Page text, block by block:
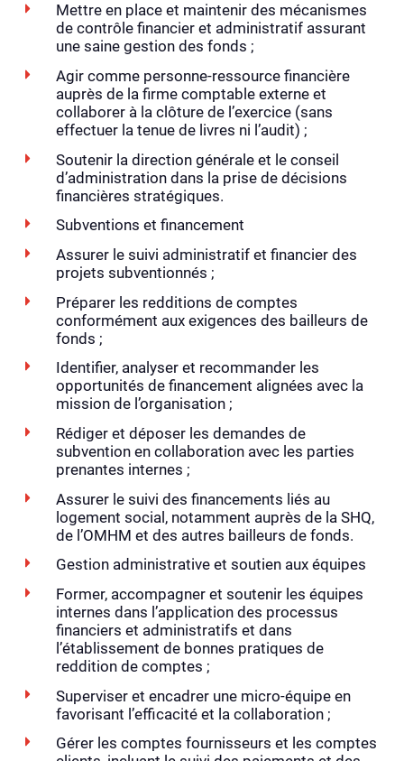
Mettre en place et maintenir des mécanismes
de contrôle financier et administratif assurant
une saine gestion des fonds ;
Agir comme personne-ressource financière
auprès de la firme comptable externe et
collaborer à la clôture de l’exercice (sans
effectuer la tenue de livres ni l’audit) ;
Soutenir la direction générale et le conseil
d’administration dans la prise de décisions
financières stratégiques.
Subventions et financement
Assurer le suivi administratif et financier des
projets subventionnés ;
Préparer les redditions de comptes
conformément aux exigences des bailleurs de
fonds ;
Identifier, analyser et recommander les
opportunités de financement alignées avec la
mission de l’organisation ;
Rédiger et déposer les demandes de
subvention en collaboration avec les parties
prenantes internes ;
Assurer le suivi des financements liés au
logement social, notamment auprès de la SHQ,
de l’OMHM et des autres bailleurs de fonds.
Gestion administrative et soutien aux équipes
Former, accompagner et soutenir les équipes
internes dans l’application des processus
financiers et administratifs et dans
l’établissement de bonnes pratiques de
reddition de comptes ;
Superviser et encadrer une micro-équipe en
favorisant l’efficacité et la collaboration ;
Gérer les comptes fournisseurs et les comptes